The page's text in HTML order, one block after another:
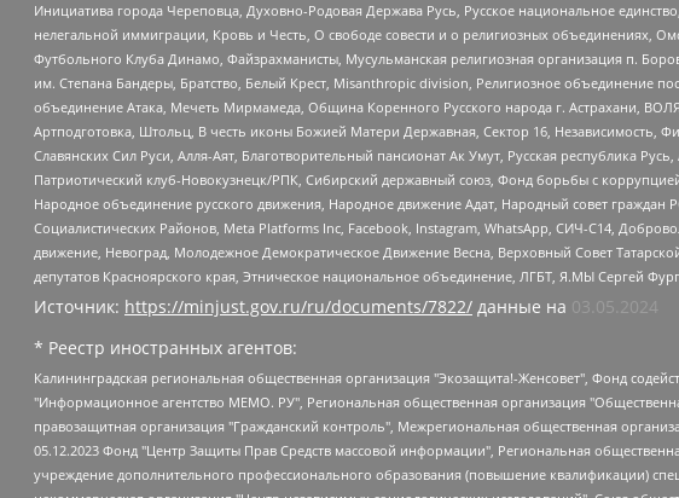
Инициатива города Череповца, Духовно-Родовая Держава Русь, Русское национальное
нелегальной иммиграции, Кровь и Честь, О свободе совести и о религиозных объединениях,
Футбольного Клуба Динамо, Файзрахманисты, Мусульманская религиозная организация п.
им. Степана Бандеры, Братство, Белый Крест, Misanthropic division, Религиозное объединение
объединение Атака, Мечеть Мирмамеда, Община Коренного Русского народа г. Астрахани,
Артподготовка, Штольц, В честь иконы Божией Матери Державная, Сектор 16,
Славянских Сил Руси, Алля-Аят, Благотворительный пансионат Ак Умут, Русская республика
Патриотический клуб-Новокузнецк/РПК, Сибирский державный союз, Фонд борьбы с
Народное объединение русского движения, Народное движение Адат, Народный совет
Социалистических Районов, Meta Platforms Inc, Facebook, Instagram, WhatsApp, СИЧ-С14,
движение, Невоград, Молодежное Демократическое Движение Весна, Верховный Совет
депутатов Красноярского края, Этническое национальное объединение, ЛГБТ, Я.МЫ Сергей
Источник: https://minjust.gov.ru/ru/documents/7822/ данные на 03.05.2024
* Реестр иностранных агентов:
Калининградская региональная общественная организация "Экозащита!-Женсовет", Фонд содействия защите прав и свобод граждан "Общественный вердикт", Фонд "Институт Развития Свободы Информации", Частное учреждение "Информационное агентство МЕМО. РУ", Региональная общественная организация "Общественная комиссия по сохранению наследия академика Сахарова", Фонд поддержки свободы прессы, Санкт-Петербургская общественная правозащитная организация "Гражданский контроль", Межрегиональная общественная организация "Информационно-просветительский центр "Мемориал", Региональный Фонд "Центр Защиты Прав Средств Массовой Информации", с 05.12.2023 Фонд "Центр Защиты Прав Средств массовой информации", Региональная общественная благотворительная организация помощи беженцам и мигрантам "Гражданское содействие", Негосударственное образовательное учреждение дополнительного профессионального образования (повышение квалификации) специалистов "АКАДЕМИЯ ПО ПРАВАМ ЧЕЛОВЕКА", Свердловская региональная общественная организация "Сутяжник", Автономная некоммерческая организация "Центр независимых социологических исследований", Союз общественных объединений "Российский исследовательский центр по правам человека", Региональное общественное учреждение научно-информационный центр "МЕМОРИАЛ", Некоммерческая организация "Фонд защиты гласности", Автономная некоммерческая организация "Институт прав человека", Городская общественная организация "Екатеринбургское общество "МЕМОРИАЛ", Городская общественная организация "Рязанское историко-просветительское и правозащитное общество "Мемориал" (Рязанский Мемориал), Челябинский региональный орган общественной самодеятельности – женское общественное объединение "Женщины Евразии", Челябинский региональный орган общественной самодеятельности "Уральская правозащитная группа", Фонд содействия защите здоровья и социальной справедливости имени Андрея Рылькова, Автономная Некоммерческая Организация "Аналитический Центр Юрия Левады", Автономная некоммерческая организация социальной поддержки населения "Проект Апрель", Региональная общественная организация помощи женщинам и детям, находящимся в кризисной ситуации "Информационно-методический центр "Анна", Фонд содействия развитию массовых коммуникаций и правовому просвещению "Так-так-Так", Фонд содействия устойчивому развитию "Серебряная тайга", Свердловский региональный общественный фонд социальных проектов "Новое время", "Idel.Реалии", Кавказ.Реалии, Крым.Реалии, Телеканал Настоящее Время, Татаро-башкирская служба Радио Свобода (Azatliq Radiosi), Радио Свободная Европа/Радио Свобода (PCE/PC), "Сибирь.Реалии", "Фактограф", Благотворительный фонд помощи осужденным и их семьям, Автономная некоммерческая организация "Институт глобализации и социальных движений", Фонд "В защиту прав заключенных", Частное учреждение "Центр поддержки и содействия развитию средств массовой информации", Пензенский региональный общественный благотворительный фонд "Гражданский союз", "Север.Реалии", Некоммерческая организация Фонд "Правовая инициатива", Общество с ограниченной ответственностью "Радио Свободная Европа/Радио Свобода", Чешское информационное агентство "MEDIUM-ORIENT", Красноярская региональная общественная организация "Мы против СПИДа", Камалягин Денис Николаевич, Маркелов Сергей Евгеньевич, Пономарев Лев Александрович, Савицкая Людмила Алексеевна, Автономная некоммерческая организация "Центр по работе с проблемой насилия "НАСИЛИЮ.НЕТ", Межрегиональный профессиональный союз работников здравоохранения "Альянс врачей", Юридическое лицо, зарегистрированное в Латвийской Республике, SIA "Medusa Project" (регистрационный номер 40103797863, дата регистрации 10.06.2014), Некоммерческая организация "Фонд по борьбе с коррупцией", Автономная некоммерческая организация "Институт права и публичной политики", Баданин Роман Сергеевич, Гликин Максим Александрович, Железнова Мария Михайловна, Лукьянова Юлия Сергеевна, Маетная Елизавета Витальевна, Маняхин Петр Борисович, Чуракова Ольга Владимировна, Ярош Юлия Петровна, Юридическое лицо "The Insider SIA", зарегистрированное в Риге, Латвийская Республика (дата регистрации